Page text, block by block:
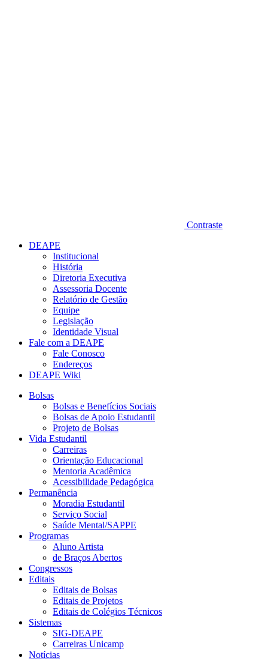
Contraste
DEAPE
Institucional
História
Diretoria Executiva
Assessoria Docente
Relatório de Gestão
Equipe
Legislação
Identidade Visual
Fale com a DEAPE
Fale Conosco
Endereços
DEAPE Wiki
Bolsas
Bolsas e Benefícios Sociais
Bolsas de Apoio Estudantil
Projeto de Bolsas
Vida Estudantil
Carreiras
Orientação Educacional
Mentoria Acadêmica
Acessibilidade Pedagógica
Permanência
Moradia Estudantil
Serviço Social
Saúde Mental/SAPPE
Programas
Aluno Artista
de Braços Abertos
Congressos
Editais
Editais de Bolsas
Editais de Projetos
Editais de Colégios Técnicos
Sistemas
SIG-DEAPE
Carreiras Unicamp
Notícias